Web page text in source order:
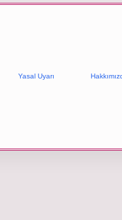
Yasal Uyarı